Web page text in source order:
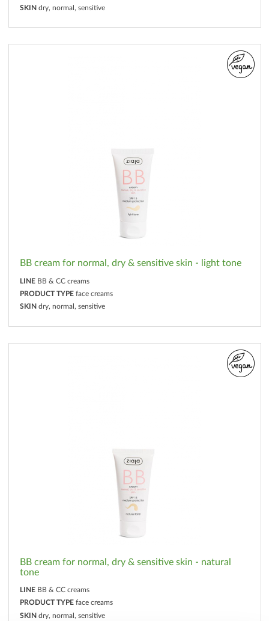
SKIN dry, normal, sensitive
BB cream for normal, dry & sensitive skin - light tone
LINE BB & CC creams
PRODUCT TYPE face creams
SKIN dry, normal, sensitive
BB cream for normal, dry & sensitive skin - natural
tone
LINE BB & CC creams
PRODUCT TYPE face creams
SKIN dry, normal, sensitive